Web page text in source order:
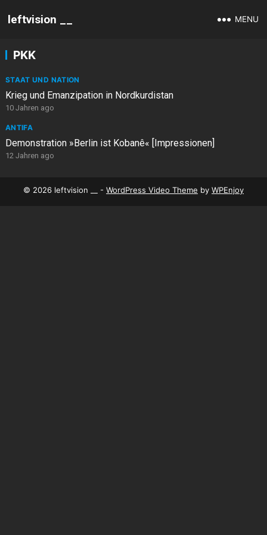
leftvision __ MENU
PKK
STAAT UND NATION
Krieg und Emanzipation in Nordkurdistan
10 Jahren ago
ANTIFA
Demonstration »Berlin ist Kobanê« [Impressionen]
12 Jahren ago
© 2026 leftvision __ - WordPress Video Theme by WPEnjoy